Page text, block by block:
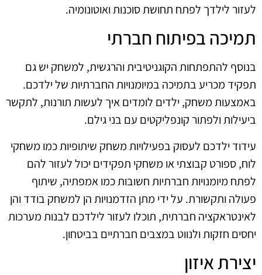
לעזור לילדך לפתח תחושת סוכנות ואוטונומיה.
תמיכה בפיתוח חברתי
בנוסף להתפתחות הקוגניטיבית והרגשית, למשחק יש גם
תפקיד מכריע בתמיכה במיומנויות החברתיות של ילדכם.
באמצעות משחק, ילדים לומדים איך לעשות תורנות, לתקשר
ביעילות ולפתור קונפליקטים עם בני גילם.
עידוד ילדכם לעסוק בפעילויות משחק שיתופיות כמו משחקי
לוח, ספורט קבוצתי או משחקי תפקידים יכול לעזור להם
לפתח מיומנויות חברתיות חשובות כמו אמפתיה, שיתוף
פעולה ותקשורת. על ידי מתן הזדמנויות הן למשחק בודד והן
לאינטראקציה חברתית, תוכלו לעזור לילדכם לבנות מערכות
יחסים חזקות ולנווט במצבים חברתיים בביטחון.
יצירת איזון